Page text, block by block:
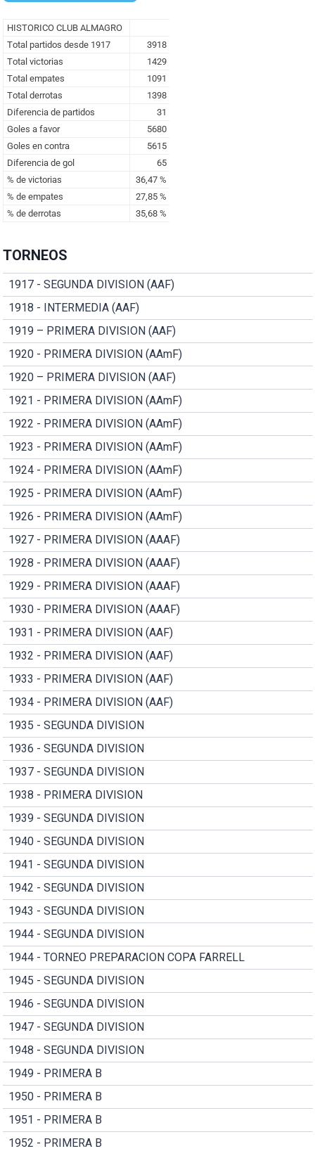
TORNEOS
1917 - SEGUNDA DIVISION (AAF)
1918 - INTERMEDIA (AAF)
1919 – PRIMERA DIVISION (AAF)
1920 - PRIMERA DIVISION (AAmF)
1920 – PRIMERA DIVISION (AAF)
1921 - PRIMERA DIVISION (AAmF)
1922 - PRIMERA DIVISION (AAmF)
1923 - PRIMERA DIVISION (AAmF)
1924 - PRIMERA DIVISION (AAmF)
1925 - PRIMERA DIVISION (AAmF)
1926 - PRIMERA DIVISION (AAmF)
1927 - PRIMERA DIVISION (AAAF)
1928 - PRIMERA DIVISION (AAAF)
1929 - PRIMERA DIVISION (AAAF)
1930 - PRIMERA DIVISION (AAAF)
1931 - PRIMERA DIVISION (AAF)
1932 - PRIMERA DIVISION (AAF)
1933 - PRIMERA DIVISION (AAF)
1934 - PRIMERA DIVISION (AAF)
1935 - SEGUNDA DIVISION
1936 - SEGUNDA DIVISION
1937 - SEGUNDA DIVISION
1938 - PRIMERA DIVISION
1939 - SEGUNDA DIVISION
1940 - SEGUNDA DIVISION
1941 - SEGUNDA DIVISION
1942 - SEGUNDA DIVISION
1943 - SEGUNDA DIVISION
1944 - SEGUNDA DIVISION
1944 - TORNEO PREPARACION COPA FARRELL
1945 - SEGUNDA DIVISION
1946 - SEGUNDA DIVISION
1947 - SEGUNDA DIVISION
1948 - SEGUNDA DIVISION
1949 - PRIMERA B
1950 - PRIMERA B
1951 - PRIMERA B
1952 - PRIMERA B